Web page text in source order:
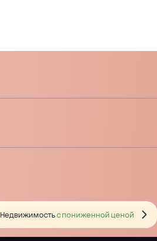
Недвижимостьс пониженной ценой